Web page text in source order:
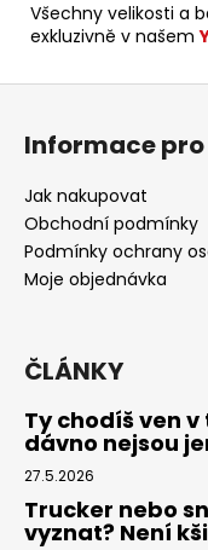
Všechny velikosti a
exkluzivně v našem
Informace
Jak nakupovat
Obchodní podmínky
Podmínky ochrany
Moje objednávka
ČLÁNKY
Ty chodíš ven
dávno nejsou
27.5.2026
Trucker nebo
vyznat? Není